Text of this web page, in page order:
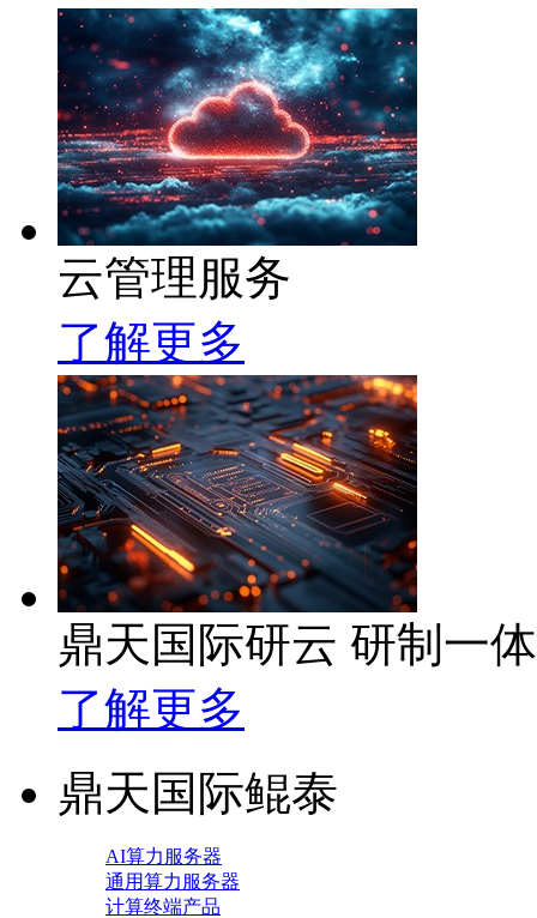
云管理服务
了解更多
鼎天国际研云 研制一
了解更多
鼎天国际鲲泰
AI算力服务器
通用算力服务器
计算终端产品